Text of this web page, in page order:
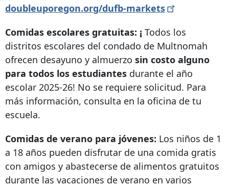
doubleuporegon.org/dufb-markets
Comidas escolares gratuitas: ¡ Todos los
distritos escolares del condado de Multnomah
ofrecen desayuno y almuerzo sin costo alguno
para todos los estudiantes durante el año
escolar 2025-26! No se requiere solicitud. Para
más información, consulta en la oficina de tu
escuela.
Comidas de verano para jóvenes: Los niños de 1
a 18 años pueden disfrutar de una comida gratis
con amigos y abastecerse de alimentos gratuitos
durante las vacaciones de verano en varios